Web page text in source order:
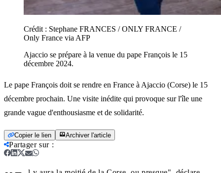
Crédit : Stephane FRANCES / ONLY FRANCE /
Only France via AFP
Ajaccio se prépare à la venue du pape François le 15
décembre 2024.
Le pape François doit se rendre en France à Ajaccio (Corse) le 15
décembre prochain. Une visite inédite qui provoque sur l'île une
grande vague d'enthousiasme et de solidarité.
Copier le lien Archiver l'article
Partager sur: